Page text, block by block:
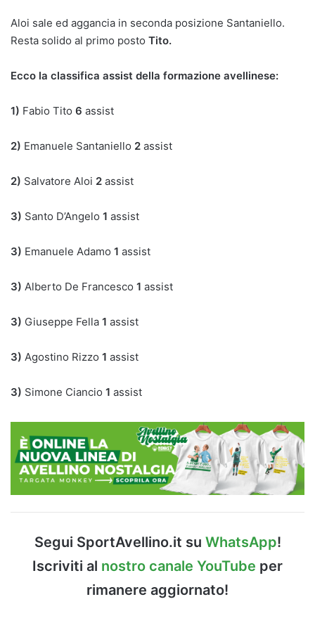
Aloi sale ed aggancia in seconda posizione Santaniello.
Resta solido al primo posto Tito.
Ecco la classifica assist della formazione avellinese:
1) Fabio Tito 6 assist
2) Emanuele Santaniello 2 assist
2) Salvatore Aloi 2 assist
3) Santo D’Angelo 1 assist
3) Emanuele Adamo 1 assist
3) Alberto De Francesco 1 assist
3) Giuseppe Fella 1 assist
3) Agostino Rizzo 1 assist
3) Simone Ciancio 1 assist
Segui SportAvellino.it su WhatsApp!
Iscriviti al nostro canale YouTube per
rimanere aggiornato!